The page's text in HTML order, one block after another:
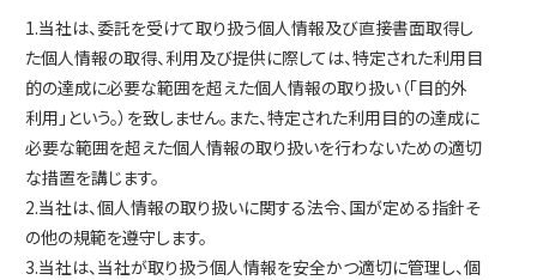
1.当社は、委託を受けて取り扱う個人情報及び直接書面取得し
た個人情報の取得、利用及び提供に際しては、特定された利用目
的の達成に必要な範囲を超えた個人情報の取り扱い（「目的外
利用」という。）を致しません。また、特定された利用目的の達成に
必要な範囲を超えた個人情報の取り扱いを行わないための適切
な措置を講じます。
2.当社は、個人情報の取り扱いに関する法令、国が定める指針そ
の他の規範を遵守します。
3.当社は、当社が取り扱う個人情報を安全かつ適切に管理し、個